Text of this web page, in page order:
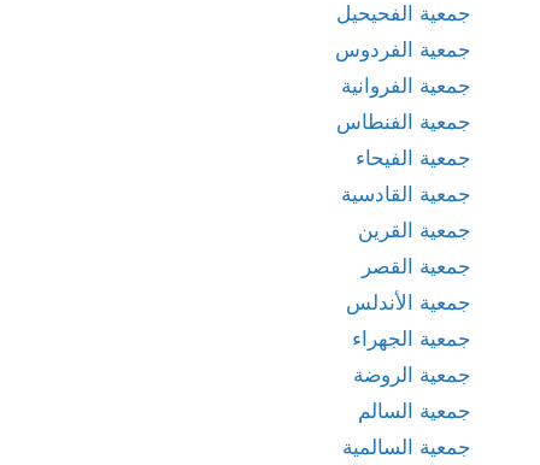
جمعية الفحيحيل
جمعية الفردوس
جمعية الفروانية
جمعية الفنطاس
جمعية الفيحاء
جمعية القادسية
جمعية القرين
جمعية القصر
جمعية الأندلس
جمعية الجهراء
جمعية الروضة
جمعية السالم
جمعية السالمية